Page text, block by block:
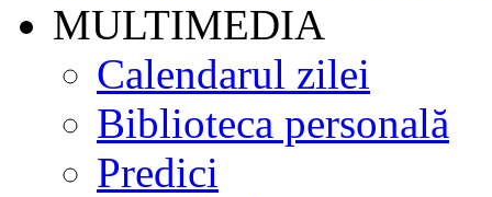
MULTIMEDIA
Calendarul zilei
Biblioteca personală
Predici